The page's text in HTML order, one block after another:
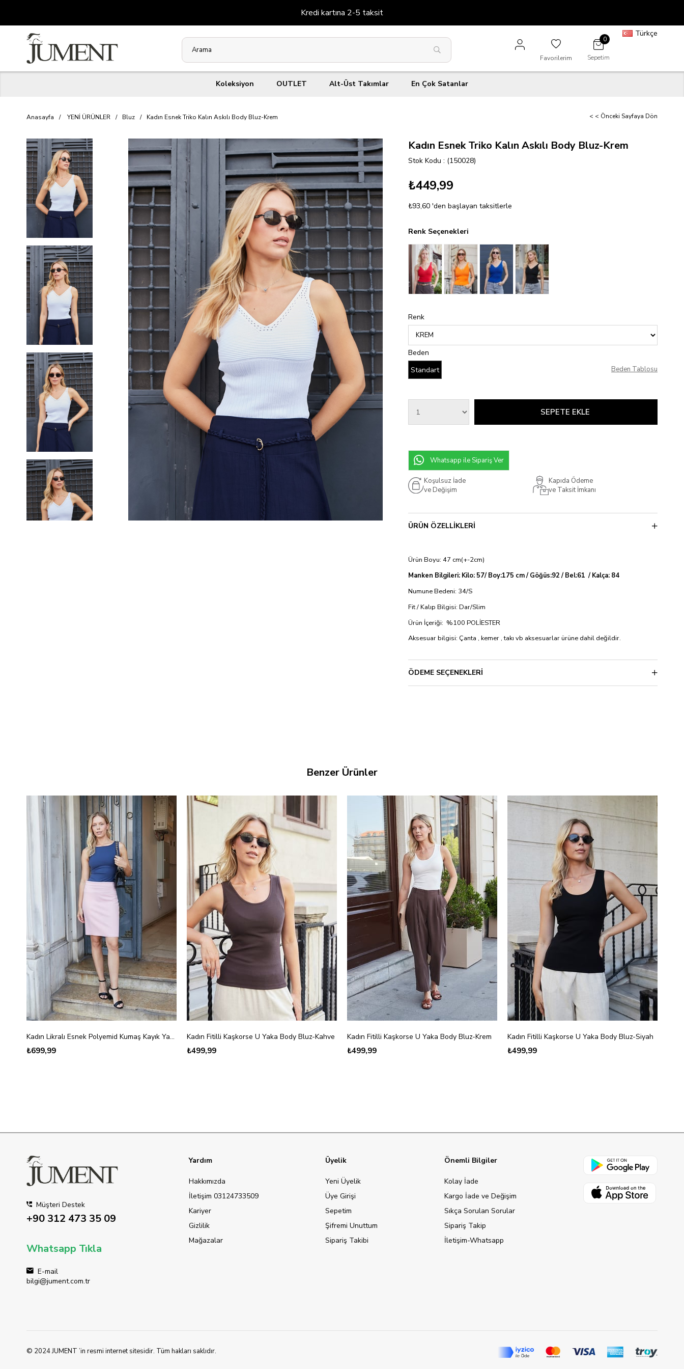
Kredi kartına 2-5 taksit
Türkçe
Sepetim
0
Favorilerim
Koleksiyon OUTLET Alt-Üst Takımlar En Çok Satanlar
Anasayfa YENİ ÜRÜNLER Bluz Kadın Esnek Triko Kalın Askılı Body Bluz-Krem < < Önceki Sayfaya Dön
Kadın Esnek Triko Kalın Askılı Body Bluz-Krem
Stok Kodu (150028)
₺449,99
₺93,60 'den başlayan taksitlerle
Renk Seçenekleri
Renk
Beden
Standart
Beden Tablosu
Whatsapp ile Sipariş Ver
Koşulsuz İade
ve Değişim
Kapıda Ödeme
ve Taksit İmkanı
ÜRÜN ÖZELLIKLERI
Ürün Boyu: 47 cm(+-2cm)
Manken Bilgileri: Kilo: 57/ Boy:175 cm / Göğüs:92 / Bel:61 / Kalça: 84
Numune Bedeni: 34/S
Fit / Kalıp Bilgisi: Dar/Slim
Ürün İçeriği: %100 POLİESTER
Aksesuar bilgisi: Çanta , kemer , takı vb aksesuarlar ürüne dahil değildir.
ÖDEME SEÇENEKLERI
Benzer Ürünler
Kadın Likralı Esnek Polyemid Kumaş Kayık Yaka Kolsuz Body Bluz-Lacivert
₺699,99
Kadın Fitilli Kaşkorse U Yaka Body Bluz-Kahve
₺499,99
Kadın Fitilli Kaşkorse U Yaka Body Bluz-Krem
₺499,99
Kadın Fitilli Kaşkorse U Yaka Body Bluz-Siyah
₺499,99
Müşteri Destek
+90 312 473 35 09
Whatsapp Tıkla
E-mail
bilgi@jument.com.tr
Yardım
Hakkımızda
İletişim 03124733509
Kariyer
Gizlilik
Mağazalar
Üyelik
Yeni Üyelik
Üye Girişi
Sepetim
Şifremi Unuttum
Sipariş Takibi
Önemli Bilgiler
Kolay İade
Kargo İade ve Değişim
Sıkça Sorulan Sorular
Sipariş Takip
İletişim-Whatsapp
© 2024 JUMENT ’in resmi internet sitesidir. Tüm hakları saklıdır.